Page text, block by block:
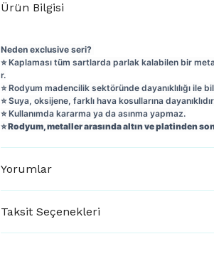
Ürün Bilgisi
Neden exclusive seri?
⭐️ Kaplaması tüm sartlarda parlak kalabilen bir
r.
⭐️ Rodyum madencilik sektöründe dayanıklılığı ile
⭐️ Suya, oksijene, farklı hava kosullarına
⭐️ Kullanımda kararma ya da asınma yapmaz.
⭐️Rodyum, metaller arasında altın ve platinden
Yorumlar
Taksit Seçenekleri